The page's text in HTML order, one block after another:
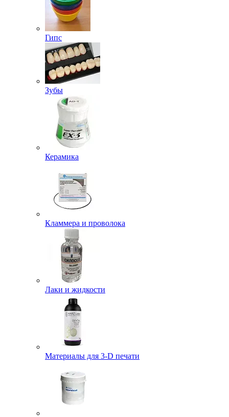
Гипс
Зубы
Керамика
Кламмера и проволока
Лаки и жидкости
Материалы для 3-D печати